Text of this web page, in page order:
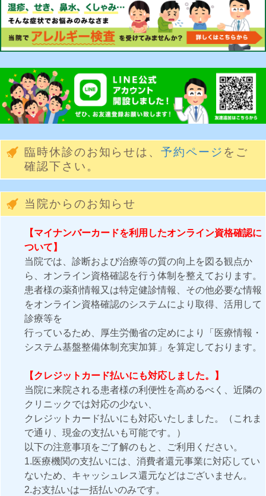
臨時休診のお知らせは、予約ページ をご
確認下さい。
当院からのお知らせ
【マイナンバーカードを利用したオンライン資格確認に
ついて】
当院では、診断および治療等の質の向上を図る観点か
ら、オンライン資格確認を行う体制を整えております。
患者様の薬剤情報又は特定健診情報、その他必要な情報
をオンライン資格確認のシステムにより取得、活用して
診療等を
行っているため、厚生労働省の定めにより「医療情報・
システム基盤整備体制充実加算」を算定しております。
【クレジットカード払いにも対応しました。】
当院に来院される患者様の利便性を高めるべく、近隣の
クリニックでは対応の少ない、
クレジットカード払いにも対応いたしました。（これま
で通り、現金の支払いも可能です。）
以下の注意事項をご了解のもと、ご利用ください。
1.医療機関の支払いには、消費者還元事業に対応してい
ないため、キャッシュレス還元などはございません。
2.お支払いは一括払いのみです。